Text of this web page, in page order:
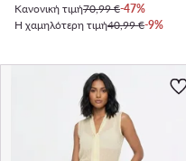
Κανονική τιμή70,99 €-47%
Η χαμηλότερη τιμή40,99 €-9%